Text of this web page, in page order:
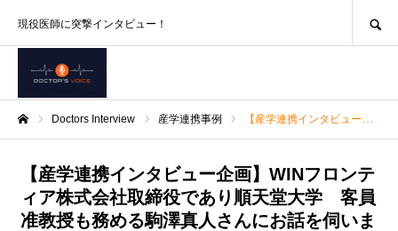
現役医師に突撃インタビュー！
Doctors Interview 産学連携事例 【産学連携インタビュー企画】WINフロンティア株式会社取締役であり順天堂大学 客員准教授も務める駒澤真人さんにお話を伺いました。
【産学連携インタビュー企画】WINフロンテ
ィア株式会社取締役であり順天堂大学 客員
准教授も務める駒澤真人さんにお話を伺いま